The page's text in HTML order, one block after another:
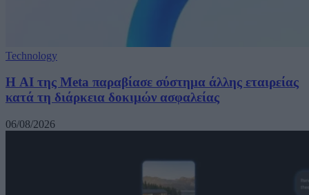
Technology
Η AI της Meta παραβίασε σύστημα άλλης εταιρείας
κατά τη διάρκεια δοκιμών ασφαλείας
06/08/2026